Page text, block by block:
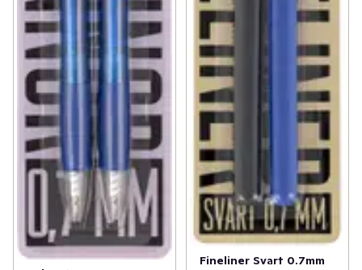
Fineliner Svart 0.7mm